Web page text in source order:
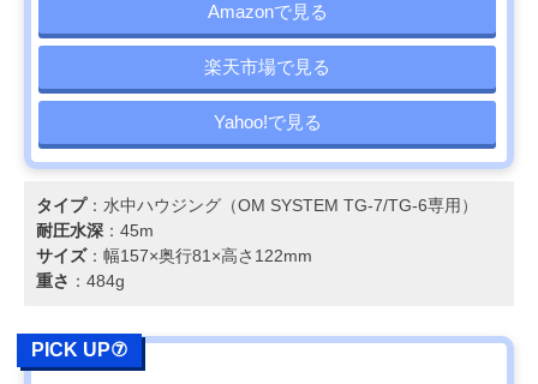
Amazonで見る
楽天市場で見る
Yahoo!で見る
タイプ：水中ハウジング（OM SYSTEM TG-7/TG-6専用）
耐圧水深 ：45m
サイズ：幅157×奥行81×高さ122mm
重さ ：484g
PICK UP⑦